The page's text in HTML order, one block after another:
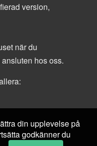
version,
när du
hos oss.
din upplevelse på
godkänner du